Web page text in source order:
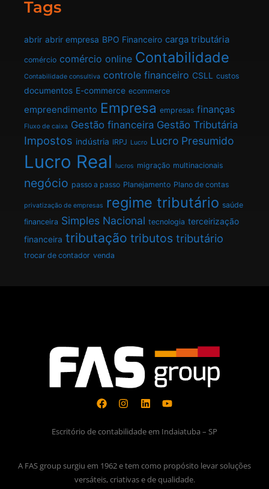
Tags
abrir abrir empresa BPO Financeiro carga tributária
comércio comércio online Contabilidade
Contabilidade consultiva controle financeiro CSLL custos
documentos E-commerce ecommerce
empreendimento Empresa empresas finanças
Fluxo de caixa Gestão financeira Gestão Tributária
Impostos indústria IRPJ Lucro Lucro Presumido
Lucro Real lucros migração multinacionais
negócio passo a passo Planejamento Plano de contas
privatização de empresas regime tributário saúde
financeira Simples Nacional tecnologia terceirização
financeira tributação tributos tributário
trocar de contador venda
Escritório de contabilidade em Indaiatuba – SP
A FAS group surgiu em 1962 e tem como propósito levar soluções
versáteis, criativas e de qualidade.